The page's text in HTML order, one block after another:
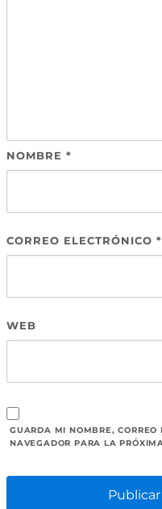
NOMBRE *
CORREO ELECTRÓNICO *
WEB
GUARDA MI NOMBRE, CORREO
NAVEGADOR PARA LA